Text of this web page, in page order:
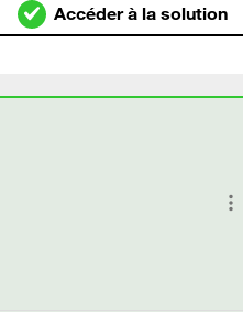
Accéder à la solution